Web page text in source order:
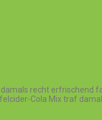
recht erfrischend
Cola Mix traf